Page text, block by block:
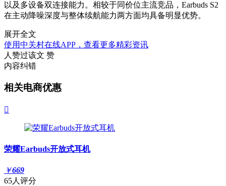
以及多设备双连接能力。相较于同价位主流竞品，Earbuds S2
在主动降噪深度与整体续航能力两方面均具备明显优势。
展开全文
使用中关村在线APP，查看更多精彩资讯
人赞过该文 赞
内容纠错
相关电商优惠

荣耀Earbuds开放式耳机
￥669
65人评分